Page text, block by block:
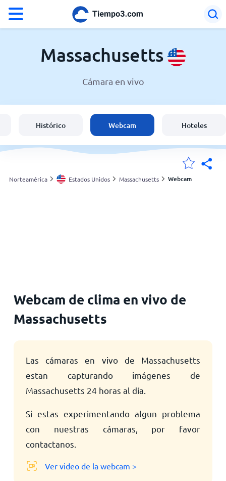
El clima en Massachusetts
España
Argentina
Massachusetts
Cámara en vivo
Histórico Webcam Hoteles
Norteamérica Estados Unidos Massachusetts Webcam
Webcam de clima en vivo de
Massachusetts
Las cámaras en vivo de Massachusetts
estan capturando imágenes de
Massachusetts 24 horas al día.
Si estas experimentando algun problema
con nuestras cámaras, por favor
contactanos.
Ver video de la webcam >